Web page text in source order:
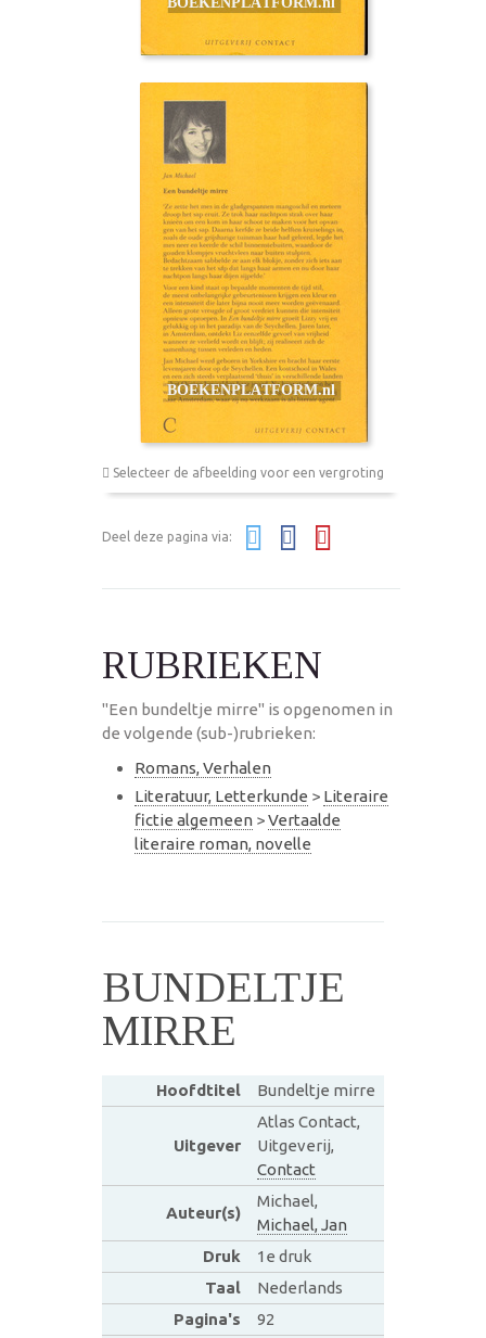
Selecteer de afbeelding voor een vergroting
Deel deze pagina via:
RUBRIEKEN
"Een bundeltje mirre" is opgenomen in
de volgende (sub-)rubrieken:
Romans, Verhalen
Literatuur, Letterkunde > Literaire
fictie algemeen >Vertaalde
literaire roman, novelle
BUNDELTJE
MIRRE
Hoofdtitel Bundeltje mirre
Uitgever
Atlas Contact,
Uitgeverij,
Contact
Auteur(s)
Michael,
Michael, Jan
Druk
1e druk
Taal
Nederlands
Pagina's
92